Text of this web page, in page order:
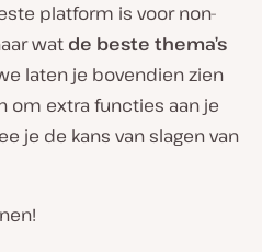
platform is voor non-
wat de beste thema’s
laten je bovendien zien
om extra functies aan je
je de kans van slagen van